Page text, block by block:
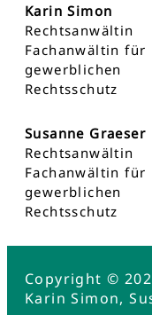
Karin Simon
Rechtsanwältin
Fachanwältin für
gewerblichen
Rechtsschutz
Susanne Graeser
Rechtsanwältin
Fachanwältin für
gewerblichen
Rechtsschutz
Copyright ©
Karin Simon,